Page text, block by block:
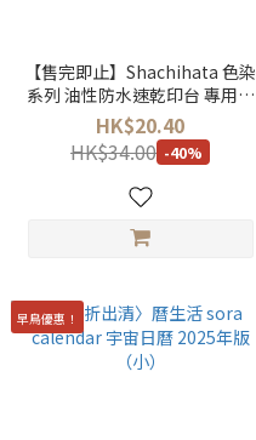
【售完即止】Shachihata 色染
系列 油性防水速乾印台 專用補
充墨水 (20ml) (24色)
HK$20.40
HK$34.00 -40%
早鳥優惠！